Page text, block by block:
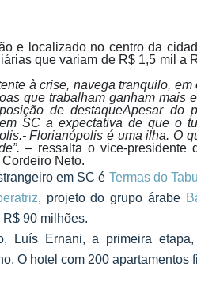
e localizado no centro da
que variam de R$ 1,5 mil a
à crise, navega tranquilo,
que trabalham ganham mais
de destaqueApesar do
SC a expectativa de que o
Florianópolis é uma ilha. O
– ressalta o vice-presidente
Neto.
em SC é Termas do
, projeto do grupo árabe
90 milhões.
Luís Ernani, a primeira
O hotel com 200 apartamentos